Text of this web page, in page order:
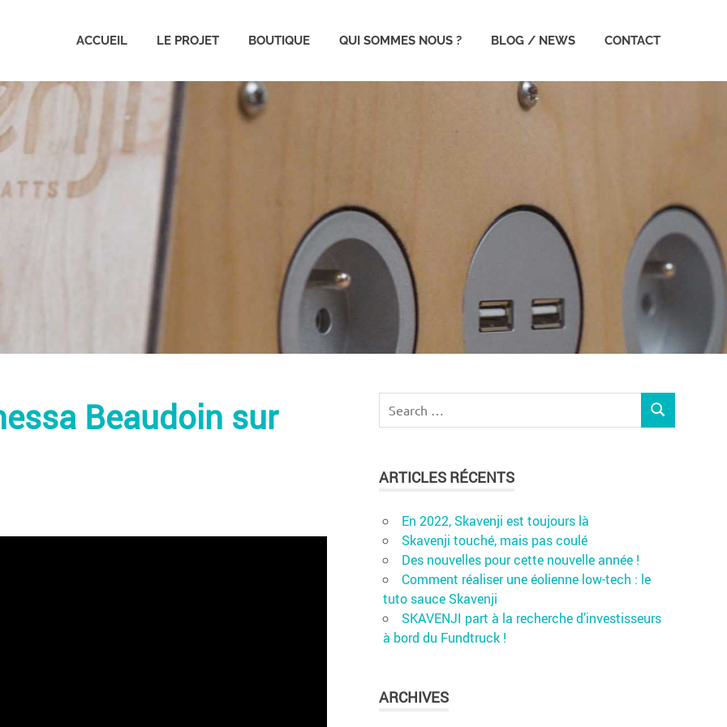
ACCUEIL LE PROJET BOUTIQUE QUI SOMMES NOUS ? BLOG / NEWS CONTACT
Beaudoin sur
for:
SEARCH
ARTICLES RÉCENTS
En 2022, Skavenji est toujours là
Skavenji touché, mais pas coulé
Des nouvelles pour cette nouvelle année !
Comment réaliser une éolienne low-tech : le
tuto sauce Skavenji
SKAVENJI part à la recherche d’investisseurs
à bord du Fundtruck !
ARCHIVES